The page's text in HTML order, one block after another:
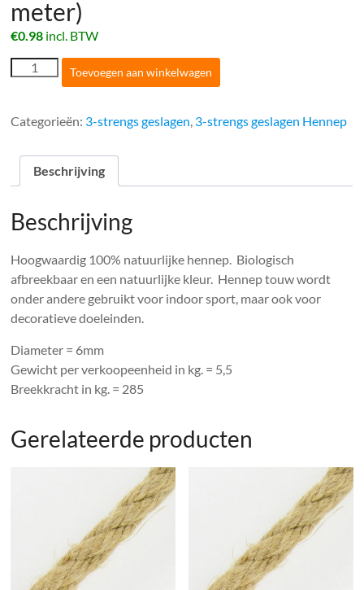
meter)
€0.98 incl. BTW
06MM
geslagen
meter)
Toevoegen aan winkelwagen
Categorieën: 3-strengs geslagen, 3-strengs geslagen Hennep
Beschrijving
Beschrijving
Hoogwaardig 100% natuurlijke hennep. Biologisch
afbreekbaar en een natuurlijke kleur. Hennep touw wordt
onder andere gebruikt voor indoor sport, maar ook voor
decoratieve doeleinden.
Diameter = 6mm
Gewicht per verkoopeenheid in kg. = 5,5
Breekkracht in kg. = 285
Gerelateerde producten